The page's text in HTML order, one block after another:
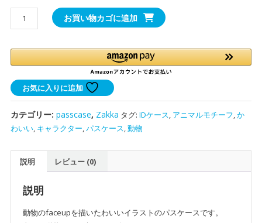
faceup
パ
ケ
ー
ス
個
お買い物カゴに追加
お気に入りに追加
カテゴリー: passcase, Zakka タグ: IDケース, アニマルモチーフ,か
わいい, キャラクター,パスケース,動物
説明 レビュー (0)
説明
動物のfaceupを描いたわいいイラストのパスケースです。